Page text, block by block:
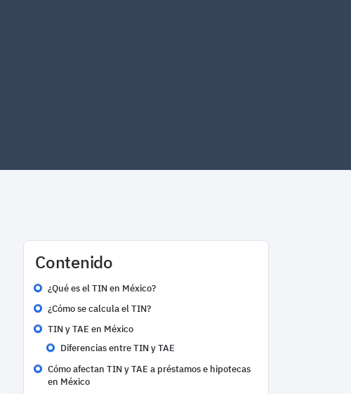
Contenido
¿Qué es el TIN en México?
¿Cómo se calcula el TIN?
TIN y TAE en México
Diferencias entre TIN y TAE
Cómo afectan TIN y TAE a préstamos e hipotecas
en México